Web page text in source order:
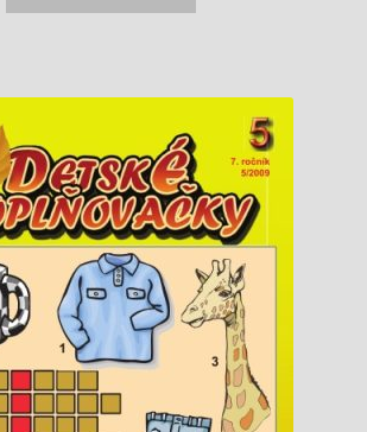
0,99 €. 0,94 €.